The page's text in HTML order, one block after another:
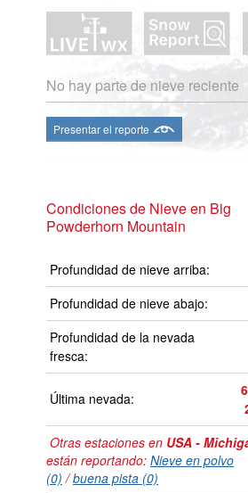
No hay parte de nieve reciente
Presentar el reporte
Condiciones de Nieve en Big
Powderhorn Mountain
Profundidad de nieve arriba:
Profundidad de nieve abajo:
Profundidad de la nevada
fresca:
Última nevada:
Otras estaciones en USA -
están reportando: Nieve en polvo
(0) /buena pista (0)